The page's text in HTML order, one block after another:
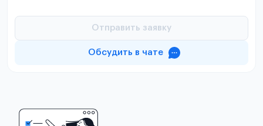
Отправить заявку
Обсудить в чате